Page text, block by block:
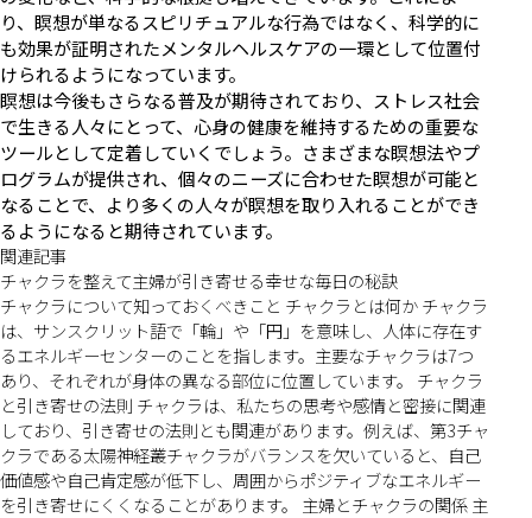
り、瞑想が単なるスピリチュアルな行為ではなく、科学的に
も効果が証明されたメンタルヘルスケアの一環として位置付
けられるようになっています。
瞑想は今後もさらなる普及が期待されており、ストレス社会
で生きる人々にとって、心身の健康を維持するための重要な
ツールとして定着していくでしょう。さまざまな瞑想法やプ
ログラムが提供され、個々のニーズに合わせた瞑想が可能と
なることで、より多くの人々が瞑想を取り入れることができ
るようになると期待されています。
関連記事
チャクラを整えて主婦が引き寄せる幸せな毎日の秘訣
チャクラについて知っておくべきこと チャクラとは何か チャクラ
は、サンスクリット語で「輪」や「円」を意味し、人体に存在す
るエネルギーセンターのことを指します。主要なチャクラは7つ
あり、それぞれが身体の異なる部位に位置しています。 チャクラ
と引き寄せの法則 チャクラは、私たちの思考や感情と密接に関連
しており、引き寄せの法則とも関連があります。例えば、第3チャ
クラである太陽神経叢チャクラがバランスを欠いていると、自己
価値感や自己肯定感が低下し、周囲からポジティブなエネルギー
を引き寄せにくくなることがあります。 主婦とチャクラの関係 主